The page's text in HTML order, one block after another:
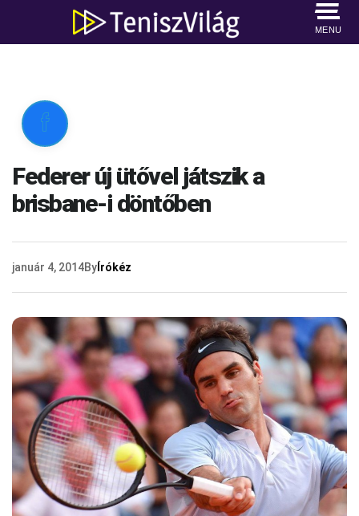
MENU

Federer új ütővel játszik a
brisbane-i döntőben
január 4, 2014By Írókéz